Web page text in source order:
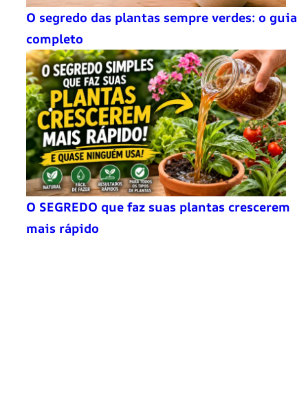
O segredo das plantas sempre verdes: o guia
completo
O SEGREDO que faz suas plantas crescerem
mais rápido